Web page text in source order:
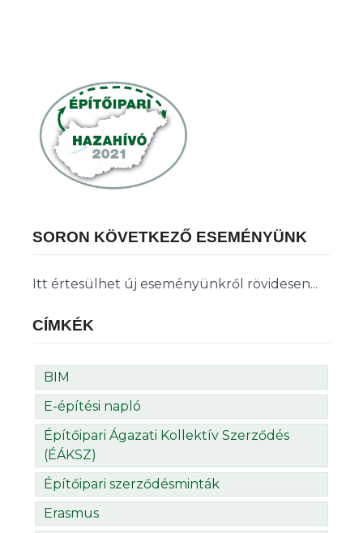
SORON KÖVETKEZŐ ESEMÉNYÜNK
Itt értesülhet új eseményünkről rövidesen...
CÍMKÉK
BIM
E-építési napló
Építőipari Ágazati Kollektív Szerződés
(ÉÁKSZ)
Építőipari szerződésminták
Erasmus